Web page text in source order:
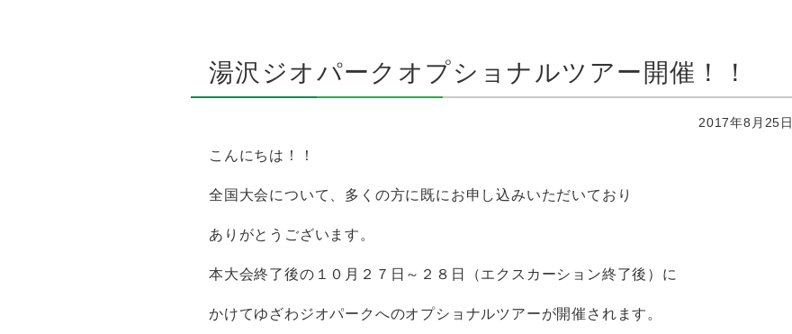
湯沢ジオパークオプショナルツアー開催！！
2017年8月25日
こんにちは！！
全国大会について、多くの方に既にお申し込みいただいており
ありがとうございます。
本大会終了後の１０月２７日～２８日（エクスカーション終了後）に
かけてゆざわジオパークへのオプショナルツアーが開催されます。